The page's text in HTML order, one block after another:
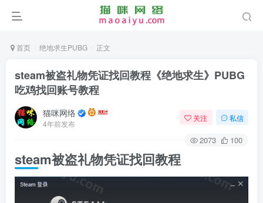
首页 绝地求生PUBG 正文
steam被盗礼物凭证找回教程《绝地求生》PUBG
吃鸡找回账号教程
猫咪网络
4年前发布
关注 私信
2073 100
steam被盗礼物凭证找回教程